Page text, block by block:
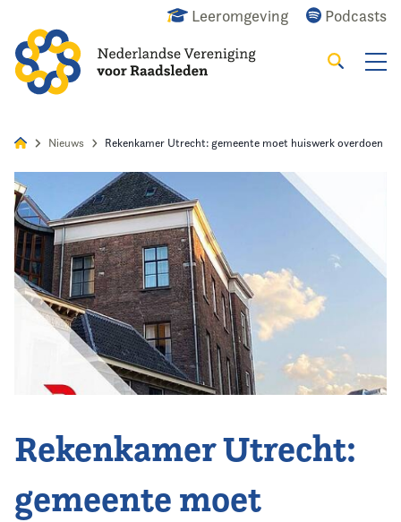
Leeromgeving Podcasts
Zoeken
Home
Agenda
Nieuws
Opleiding
Kennis & Informatie
Vereniging
Nieuws Rekenkamer Utrecht: gemeente moet huiswerk overdoen
Rekenkamer Utrecht:
gemeente moet